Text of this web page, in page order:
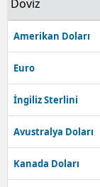
Döviz
Amerikan Doları
Euro
İngiliz Sterlini
Avustralya Doları
Kanada Doları